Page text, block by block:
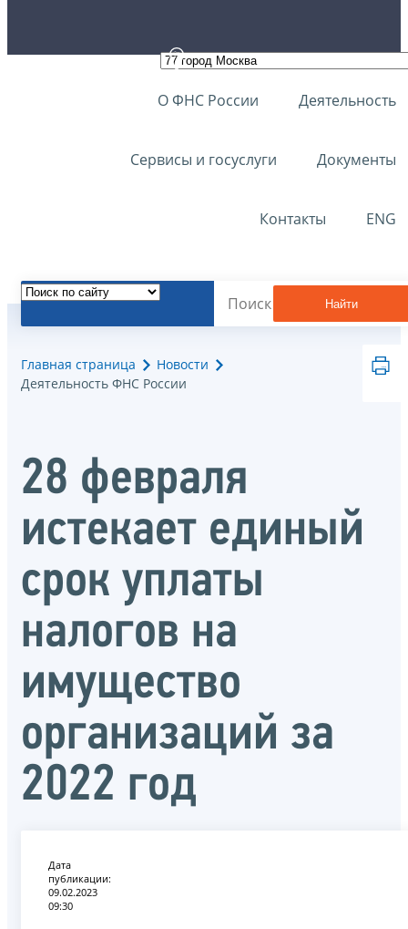
О ФНС России Деятельность
Сервисы и госуслуги Документы
Контакты ENG
Найти
Главная страница
Новости
Деятельность ФНС России
28 февраля
истекает единый
срок уплаты
налогов на
имущество
организаций за
2022 год
Дата
публикации:
09.02.2023
09:30